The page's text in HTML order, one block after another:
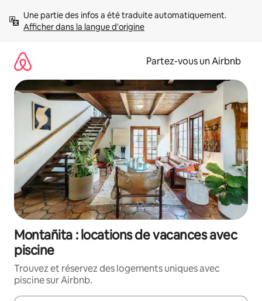
directement
Afficher dans la langue d'origine
Partez-vous un Airbnb
Montañita : locations de vacances avec
piscine
Trouvez et réservez des logements uniques avec
piscine sur Airbnb.